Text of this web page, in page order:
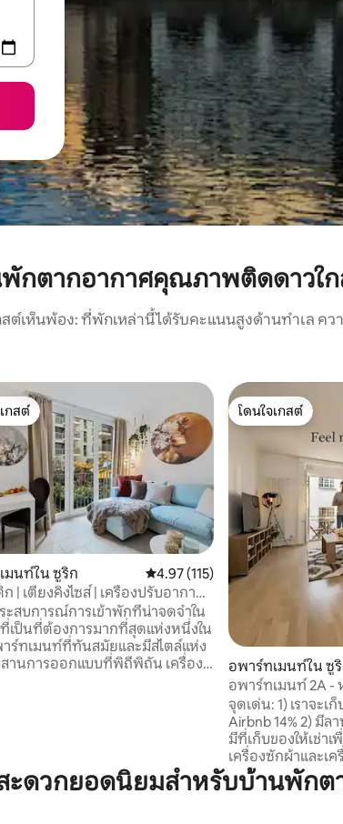
กตากอากาศคุณภาพติดดาวใก
สต์เห็นพ้อง: ที่พักเหล่านี้ได้รับคะแนนสูงด้านทำเล คว
221 รีวิว
กสต์
กสต์
มนท์ใน ซูริก คะแนนเฉลี่ย 4.97 จาก 5, 115 รีวิว
4.97 (115)
| เตียงคิงไซส์ | เครื่องปรับอากาศ |
ฟรี
ะสบการณ์การเข้าพักที่น่าจดจำใน
เป็นที่ต้องการมากที่สุดแห่งหนึ่งใน
ร์ทเมนท์ที่ทันสมัยและมีสไตล์แห่ง
านการออกแบบที่พิถีพิถัน เครื่อง
านสูง ซึ่งทั้งหมดนี้สร้างขึ้นเพื่อ
ข้าพักของคุณง่ายดายและน่าจดจำ
โดนใจเกสต์
โดนใจเกสต์
อพาร์ทเมนท์ใน ซูริ
อพาร์ทเมนท์ 2A -
BR อพาร์ทเมนท์
จุดเด่น: 1) เราจะเ
Airbnb 14% 2) มีล
มีที่เก็บของให้เช่าเพื่อเ
เครื่องซักผ้าและเ
สำหรับเดินทาง เ
นั่งรถไฟ 3 สถานีถึ
ะดวกยอดนิยมสำหรับบ้านพักต